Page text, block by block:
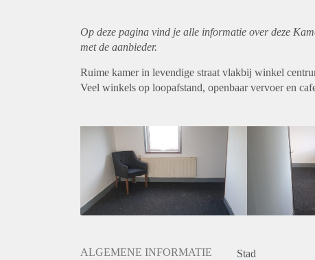
Op deze pagina vind je alle informatie over deze
met de aanbieder.
Ruime kamer in levendige straat vlakbij winkel
Veel winkels op loopafstand, openbaar vervoer en
ALGEMENE INFORMATIE Stad